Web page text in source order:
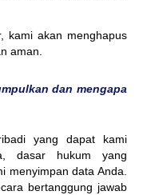
kami akan menghapus
aman.
dan mengapa
yang dapat kami
dasar hukum yang
menyimpan data Anda.
bertanggung jawab